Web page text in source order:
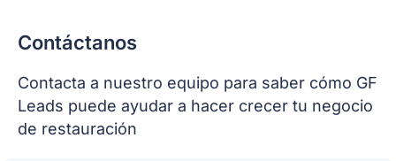
Contáctanos
Contacta a nuestro equipo para saber cómo GF
Leads puede ayudar a hacer crecer tu negocio
de restauración